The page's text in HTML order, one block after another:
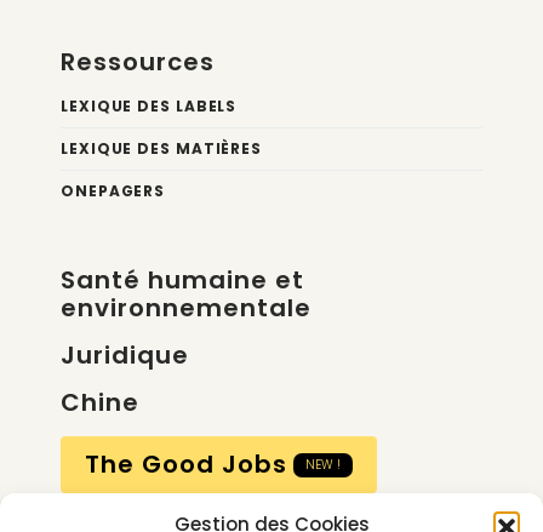
Gestion des Cookies
Ressources
LEXIQUE DES LABELS
LEXIQUE DES MATIÈRES
ONEPAGERS
Santé humaine et
environnementale
Juridique
Chine
The Good Jobs
NEW !